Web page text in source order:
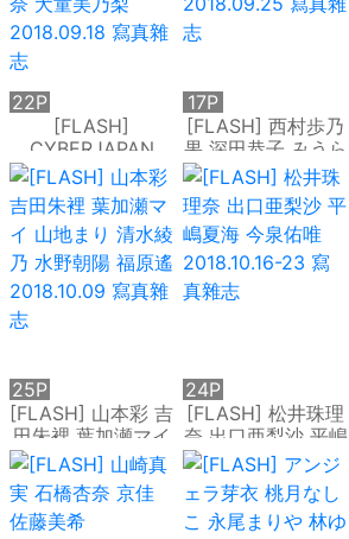
[FLASH]
CYBERJAPAN
DANCERS 柏原芳
恵 橋本梨菜 淺川梨
奈 犬童美乃梨
2018.09.18 寫真雜
志
22P
[FLASH] 西村歩乃
果 深田恭子 みうら
うみ 松本穂香 高橋
しょう子
2018.09.25 寫真雜
志
17P
[FLASH] 山本彩 吉
田朱裡 葉加瀬マイ
山地まり 清水綾乃
水野朝陽 福原遙
2018.10.09 寫真雜
志
25P
[FLASH] 松井珠理
奈 出口亜梨沙 平嶋
夏海 今泉佑唯
2018.10.16-23 寫
真雜志
24P